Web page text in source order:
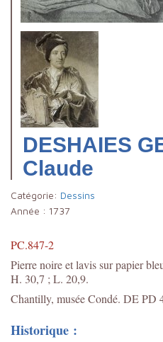
DESHAIES
Claude
Catégorie: Dessins
Année : 1737
PC.847-2
Pierre noire et lavis sur papier
H. 30,7 ; L. 20,9.
Chantilly, musée Condé. DE PD
Historique :